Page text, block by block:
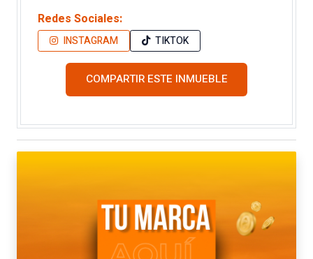
Redes Sociales:
INSTAGRAM TIKTOK
COMPARTIR ESTE INMUEBLE